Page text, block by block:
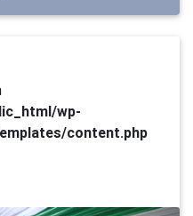
wp-
content.php